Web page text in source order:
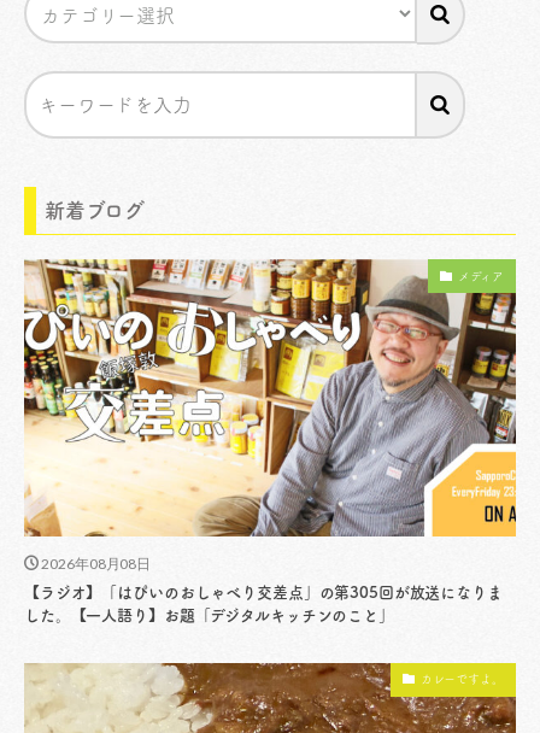
新着ブログ
メディア
2026年08月08日
【ラジオ】「はぴいのおしゃべり交差点」の第305回が放送になりま
した。【一人語り】お題「デジタルキッチンのこと」
カレーですよ。